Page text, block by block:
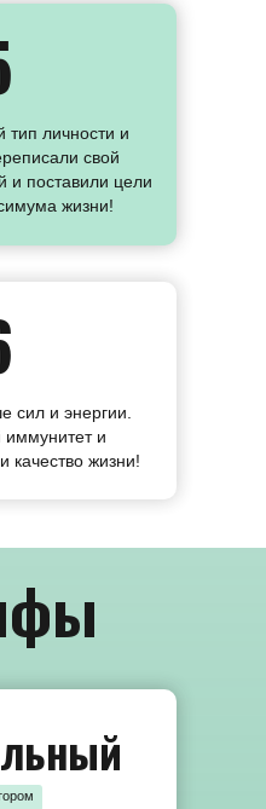
тип личности и
свой
и поставили цели
жизни!
сил и энергии.
иммунитет и
качество жизни!